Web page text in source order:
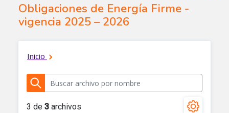
Obligaciones de Energía Firme -
vigencia 2025 – 2026